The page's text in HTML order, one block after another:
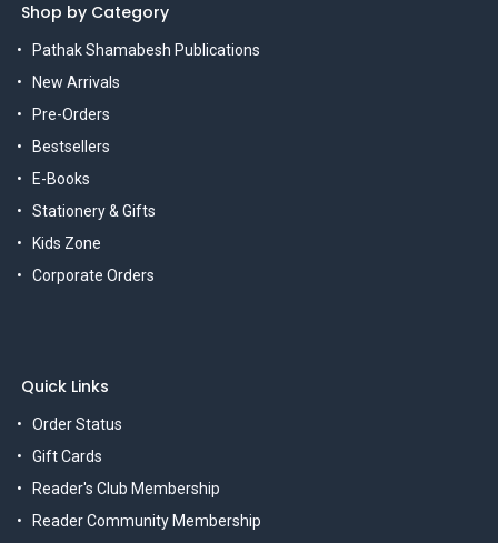
Shop by Category
Pathak Shamabesh Publications
New Arrivals
Pre-Orders
Bestsellers
E-Books
Stationery & Gifts
Kids Zone
Corporate Orders
Quick Links
Order Status
Gift Cards
Reader's Club Membership
Reader Community Membership